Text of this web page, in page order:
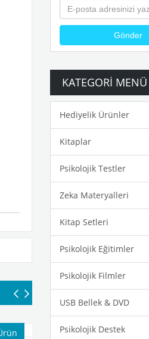
Yeni Ürün
Gönder
KATEGORI MENÜ
Hediyelik Ürünler
Kitaplar
Psikolojik Testler
Zeka Materyalleri
Kitap Setleri
Psikolojik Eğitimler
Psikolojik Filmler
USB Bellek & DVD
Psikolojik Destek